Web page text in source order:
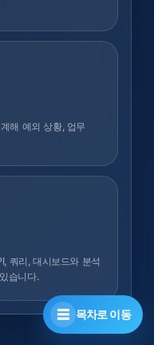
해 예외 상황, 업무
쿼리, 대시보드와 분석
습니다.
☰ 목차로 이동